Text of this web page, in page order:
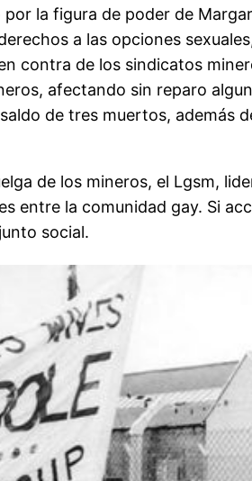
la figura de poder de
a las opciones
contra de los sindicatos
afectando sin reparo
de tres muertos, además
de los mineros, el Lgsm,
entre la comunidad gay. Si
social.